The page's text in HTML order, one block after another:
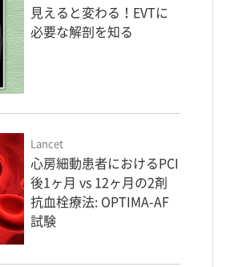
見えると変わる！EVTに
必要な解剖を知る
Lancet
心房細動患者におけるPCI
後1ヶ月 vs 12ヶ月の2剤
抗血栓療法: OPTIMA-AF
試験